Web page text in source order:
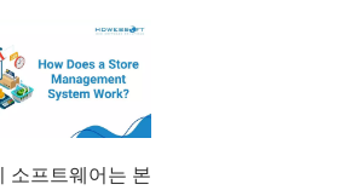
소프트웨어는 본